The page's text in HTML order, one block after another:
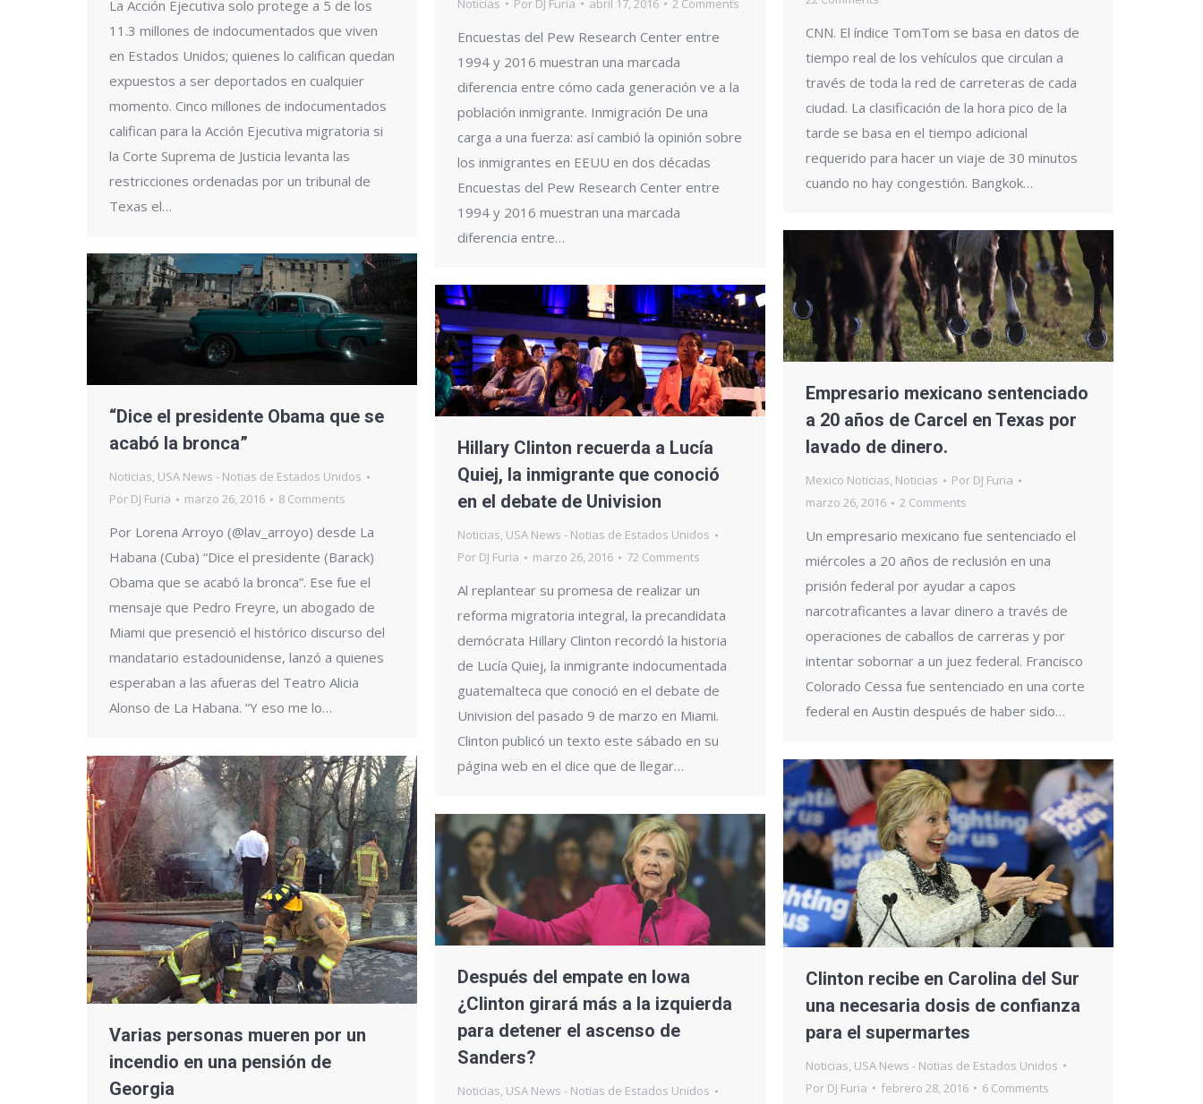
La Acción Ejecutiva solo protege a 5 de los
11.3 millones de indocumentados que viven
en Estados Unidos; quienes lo califican quedan
expuestos a ser deportados en cualquier
momento. Cinco millones de indocumentados
califican para la Acción Ejecutiva migratoria si
la Corte Suprema de Justicia levanta las
restricciones ordenadas por un tribunal de
Texas el…
Noticias Por DJ Furia abril 17, 2016 2 Comments
Encuestas del Pew Research Center entre
1994 y 2016 muestran una marcada
diferencia entre cómo cada generación ve a la
población inmigrante. Inmigración De una
carga a una fuerza: así cambió la opinión sobre
los inmigrantes en EEUU en dos décadas
Encuestas del Pew Research Center entre
1994 y 2016 muestran una marcada
diferencia entre…
CNN. El índice TomTom se basa en datos de
tiempo real de los vehículos que circulan a
través de toda la red de carreteras de cada
ciudad. La clasificación de la hora pico de la
tarde se basa en el tiempo adicional
requerido para hacer un viaje de 30 minutos
cuando no hay congestión. Bangkok…
Empresario mexicano sentenciado
a 20 años de Carcel en Texas por
lavado de dinero.
Mexico Noticias, Noticias Por DJ Furia
marzo 26, 2016
2 Comments
Un empresario mexicano fue sentenciado el
miércoles a 20 años de reclusión en una
prisión federal por ayudar a capos
narcotraficantes a lavar dinero a través de
operaciones de caballos de carreras y por
intentar sobornar a un juez federal. Francisco
Colorado Cessa fue sentenciado en una corte
federal en Austin después de haber sido…
“Dice el presidente Obama que se
acabó la bronca”
Noticias, USA News - Notias de Estados Unidos
Por DJ Furia marzo 26, 2016 8 Comments
Por Lorena Arroyo (@lav_arroyo) desde La
Habana (Cuba) “Dice el presidente (Barack)
Obama que se acabó la bronca”. Ese fue el
mensaje que Pedro Freyre, un abogado de
Miami que presenció el histórico discurso del
mandatario estadounidense, lanzó a quienes
esperaban a las afueras del Teatro Alicia
Alonso de La Habana. “Y eso me lo…
Hillary Clinton recuerda a Lucía
Quiej, la inmigrante que conoció
en el debate de Univision
Noticias, USA News - Notias de Estados Unidos
Por DJ Furia marzo 26, 2016 72 Comments
Al replantear su promesa de realizar un
reforma migratoria integral, la precandidata
demócrata Hillary Clinton recordó la historia
de Lucía Quiej, la inmigrante indocumentada
guatemalteca que conoció en el debate de
Univision del pasado 9 de marzo en Miami.
Clinton publicó un texto este sábado en su
página web en el dice que de llegar…
Varias personas mueren por un
incendio en una pensión de
Georgia
Clinton recibe en Carolina del Sur
una necesaria dosis de confianza
para el supermartes
Noticias USA News - Notias de Estados Unidos
Por DJ Furia febrero 28, 2016 6 Comments
Después del empate en Iowa
¿Clinton girará más a la izquierda
para detener el ascenso de
Sanders?
Noticias, USA News - Notias de Estados Unidos